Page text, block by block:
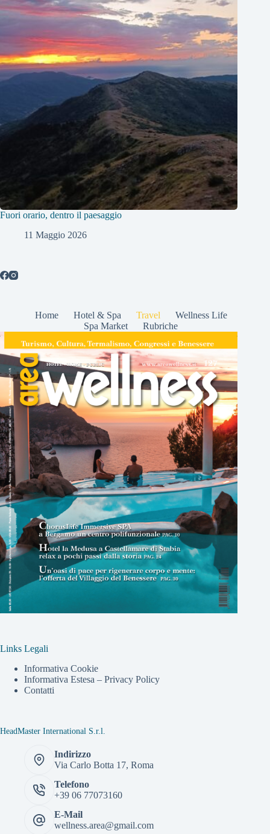
Fuori orario, dentro il paesaggio
11 Maggio 2026
Home Hotel & Spa Travel
Wellness Life
Spa Market
Rubriche
Links Legali
Informativa Cookie
Informativa Estesa – Privacy Policy
Contatti
HeadMaster International S.r.l.
Indirizzo
Via Carlo Botta 17, Roma
Telefono
+39 06 77073160
E-Mail
wellness.area@gmail.com